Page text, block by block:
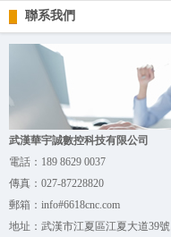
聯系我們
武漢華宇誠數控科技有限公司
電話： 189 8629 0037
傳真： 027-87228820
郵箱： info#6618cnc.com
地址： 武漢市江夏區江夏大道39號